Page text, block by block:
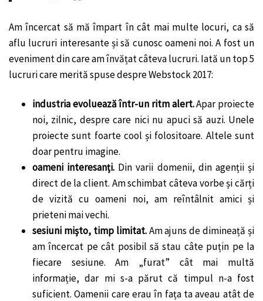
Am încercat să mă împart în cât mai multe locuri, ca să
aflu lucruri interesante și să cunosc oameni noi. A fost un
eveniment din care am învățat câteva lucruri. Iată un top 5
lucruri care merită spuse despre Webstock 2017:
industria evoluează într-un ritm alert.Apar proiecte
noi, zilnic, despre care nici nu apuci să auzi. Unele
proiecte sunt foarte cool și folositoare. Altele sunt
doar pentru imagine.
oameni interesanți. Din varii domenii, din agenții și
direct de la client. Am schimbat câteva vorbe și cărți
de vizită cu oameni noi, am reîntâlnit amici și
prieteni mai vechi.
sesiuni mișto, timp limitat.Am ajuns de dimineață și
am încercat pe cât posibil să stau câte puțin pe la
fiecare sesiune. Am „furat” cât mai multă
informație, dar mi s-a părut că timpul n-a fost
suficient. Oamenii care erau în fața ta aveau atât de